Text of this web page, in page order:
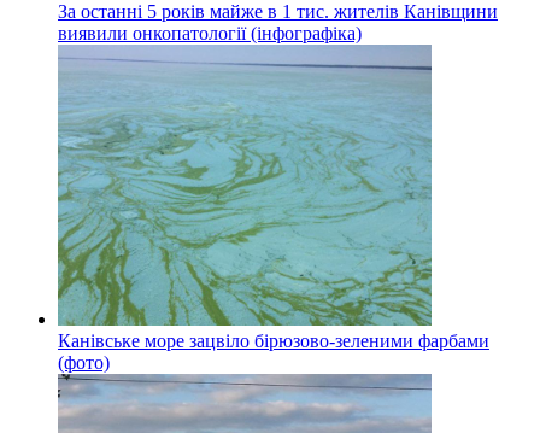
За останні 5 років майже в 1 тис. жителів Канівщини
виявили онкопатології (інфографіка)
Канівське море зацвіло бірюзово-зеленими фарбами
(фото)